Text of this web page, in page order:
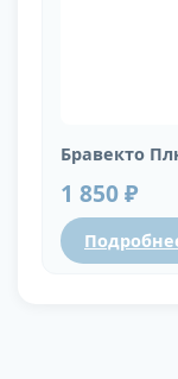
Бравекто
1 850 ₽